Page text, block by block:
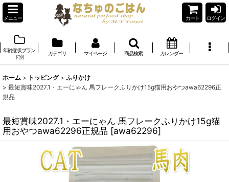
メニュー カート ログイン
年齢症状ブラン
ド別
カテゴリ マイページ 商品検索 カレンダー
ホーム > トッピング > ふりかけ
> 最短賞味2027.1・エーにゃん 馬フレークふりかけ15g猫用おやつawa62296正
規品
最短賞味2027.1・エーにゃん 馬フレークふりかけ15g猫
用おやつawa62296正規品 [awa62296]